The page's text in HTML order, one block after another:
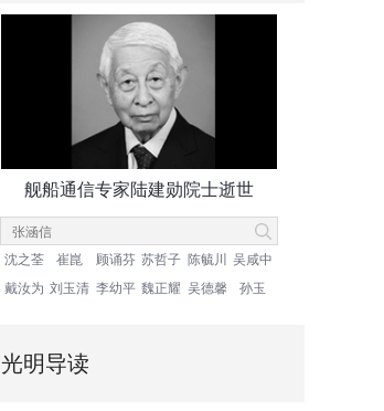
舰船通信专家陆建勋院士逝世
沈之荃 崔崑 顾诵芬 苏哲子 陈毓川
吴咸中
戴汝为 刘玉清 李幼平 魏正耀 吴德馨 孙玉
光明导读